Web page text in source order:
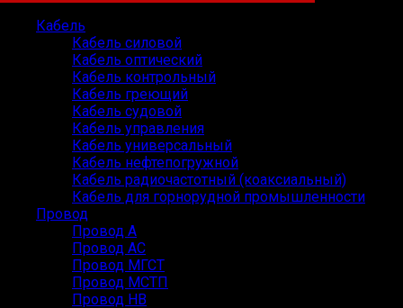
Кабель
Кабель силовой
Кабель оптический
Кабель контрольный
Кабель греющий
Кабель судовой
Кабель управления
Кабель универсальный
Кабель нефтепогружной
Кабель радиочастотный (коаксиальный)
Кабель для горнорудной промышленности
Провод
Провод А
Провод АС
Провод МГСТ
Провод МСТП
Провод НВ